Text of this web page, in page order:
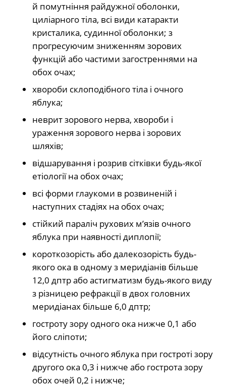
й помутніння райдужної оболонки,
циліарного тіла, всі види катаракти
кристалика, судинної оболонки; з
прогресуючим зниженням зорових
функцій або частими загостреннями на
обох очах;
хвороби склоподібного тіла і очного
яблука;
неврит зорового нерва, хвороби і
ураження зорового нерва і зорових
шляхів;
відшарування і розрив сітківки будь-якої
етіології на обох очах;
всі форми глаукоми в розвиненій і
наступних стадіях на обох очах;
стійкий параліч рухових м’язів очного
яблука при наявності диплопії;
короткозорість або далекозорість будь-
якого ока в одному з меридіанів більше
12,0 дптр або астигматизм будь-якого виду
з різницею рефракції в двох головних
меридіанах більше 6,0 дптр;
гостроту зору одного ока нижче 0,1 або
його сліпоти;
відсутність очного яблука при гостроті зору
другого ока 0,3 і нижче або гострота зору
обох очей 0,2 і нижче;